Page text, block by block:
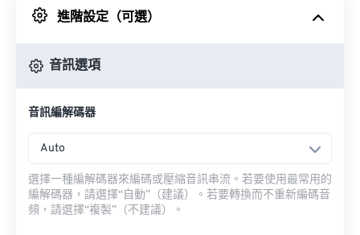
來自 Google 雲端硬碟
進階設定（可選）
音訊選項
音訊編解碼器
Auto
選擇一種編解碼器來編碼或壓縮音訊串流。若要使用最常用的
編解碼器，請選擇“自動”（建議）。若要轉換而不重新編碼音
頻，請選擇“複製”（不建議）。